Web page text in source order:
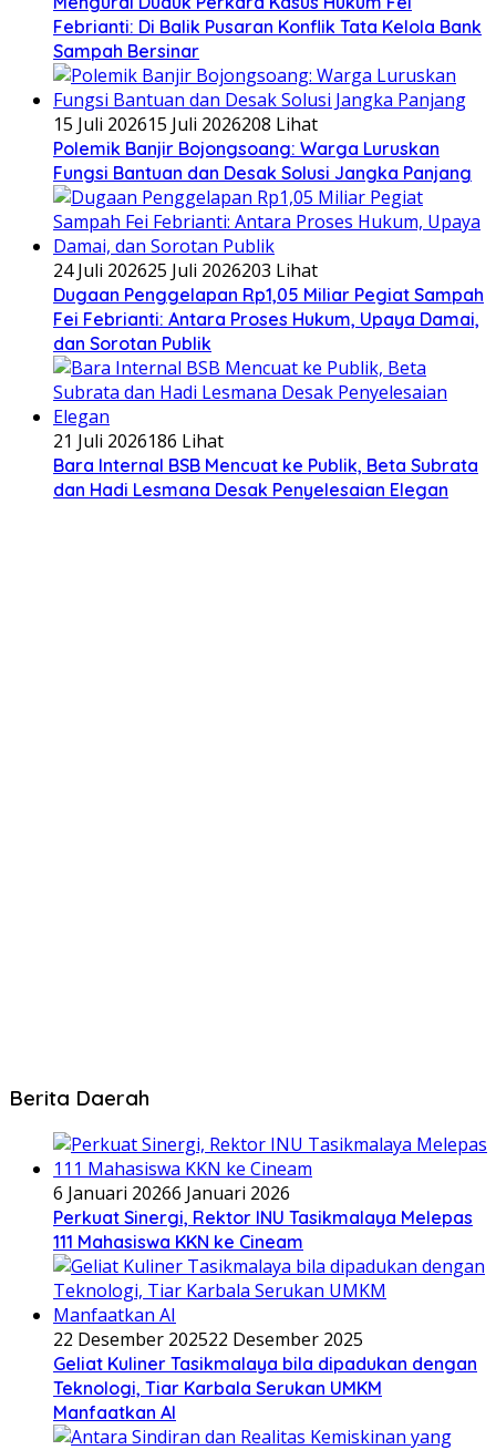
Febrianti: Di Balik Pusaran Konflik Tata Kelola Bank
Sampah Bersinar
15 Juli 202615 Juli 2026208 Lihat
Polemik Banjir Bojongsoang: Warga Luruskan
Fungsi Bantuan dan Desak Solusi Jangka Panjang
24 Juli 202625 Juli 2026203 Lihat
Dugaan Penggelapan Rp1,05 Miliar Pegiat Sampah
Fei Febrianti: Antara Proses Hukum, Upaya Damai,
dan Sorotan Publik
21 Juli 2026186 Lihat
Bara Internal BSB Mencuat ke Publik, Beta Subrata
dan Hadi Lesmana Desak Penyelesaian Elegan
Berita Daerah
6 Januari 20266 Januari 2026
Perkuat Sinergi, Rektor INU Tasikmalaya Melepas
111 Mahasiswa KKN ke Cineam
22 Desember 202522 Desember 2025
Geliat Kuliner Tasikmalaya bila dipadukan dengan
Teknologi, Tiar Karbala Serukan UMKM
Manfaatkan AI